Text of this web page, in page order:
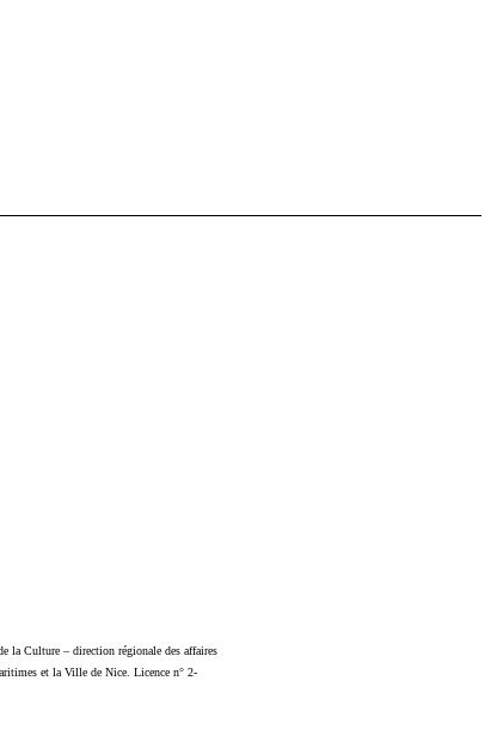
la Culture – direction régionale des affaires
et la Ville de Nice. Licence n° 2-